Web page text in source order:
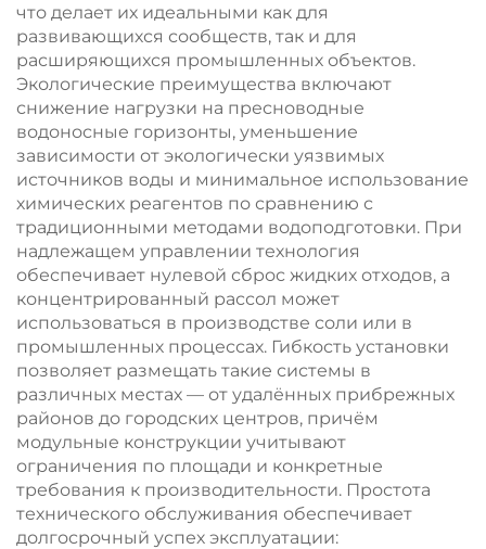
что делает их идеальными как для
развивающихся сообществ, так и для
расширяющихся промышленных объектов.
Экологические преимущества включают
снижение нагрузки на пресноводные
водоносные горизонты, уменьшение
зависимости от экологически уязвимых
источников воды и минимальное использование
химических реагентов по сравнению с
традиционными методами водоподготовки. При
надлежащем управлении технология
обеспечивает нулевой сброс жидких отходов, а
концентрированный рассол может
использоваться в производстве соли или в
промышленных процессах. Гибкость установки
позволяет размещать такие системы в
различных местах — от удалённых прибрежных
районов до городских центров, причём
модульные конструкции учитывают
ограничения по площади и конкретные
требования к производительности. Простота
технического обслуживания обеспечивает
долгосрочный успех эксплуатации: